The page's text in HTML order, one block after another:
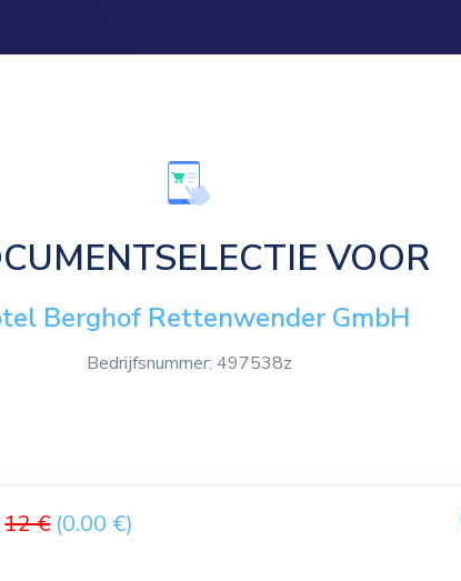
VOOR
Berghof Rettenwender GmbH
Bedrijfsnummer: 497538z
12 €(0.00 €)